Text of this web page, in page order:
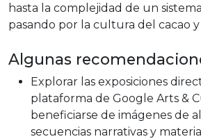
hasta la complejidad de un
pasando por la cultura del cacao y
Algunas
Explorar las exposiciones
plataforma de Google Arts &
beneficiarse de imágenes de
secuencias narrativas y